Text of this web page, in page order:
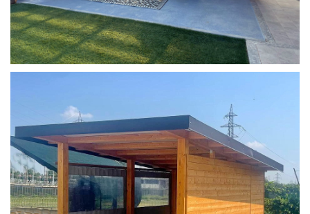
COPERTURA MOBILE 2 AUTO